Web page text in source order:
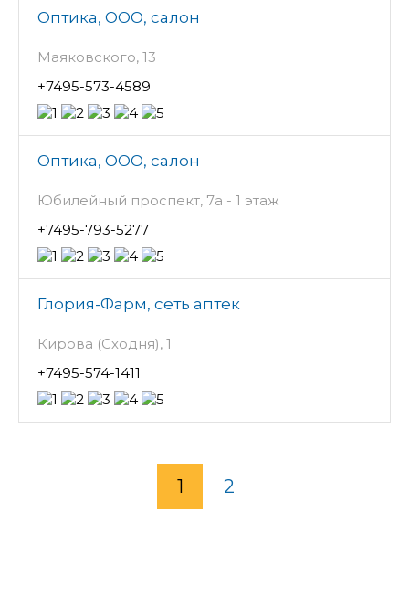
Оптика, ООО, салон
Маяковского, 13
+7495-573-4589
Оптика, ООО, салон
Юбилейный проспект, 7а - 1 этаж
+7495-793-5277
Глория-Фарм, сеть аптек
Кирова (Сходня), 1
+7495-574-1411
1 2